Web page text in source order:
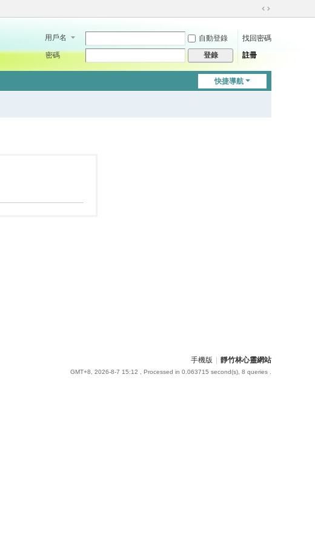
切
到
用戶名 自動登錄
找回密碼
密碼
登錄 註冊
快捷導航
手機版 靜竹林心靈網站
GMT+8, 2026-8-7 15:12 , Processed in 0.063715 second(s), 8 queries .